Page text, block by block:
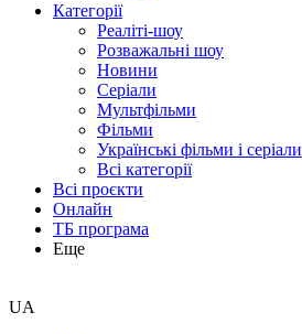
Категорії
Реаліті-шоу
Розважальні шоу
Новини
Серіали
Мультфільми
Фільми
Українські фільми і серіали
Всі категорії
Всі проєкти
Онлайн
ТБ програма
Еще
UA